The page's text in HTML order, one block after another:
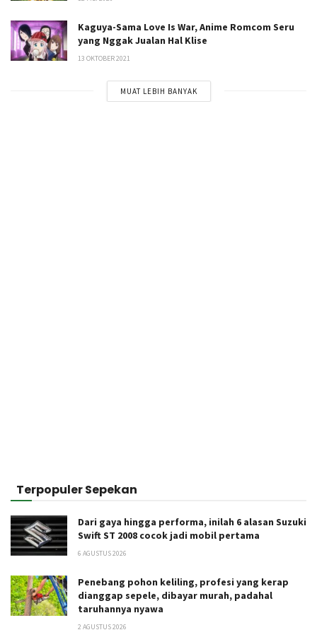
Kaguya-Sama Love Is War, Anime Romcom Seru
yang Nggak Jualan Hal Klise
13 OKTOBER 2021
MUAT LEBIH BANYAK
Terpopuler Sepekan
Dari gaya hingga performa, inilah 6 alasan Suzuki
Swift ST 2008 cocok jadi mobil pertama
6 AGUSTUS 2026
Penebang pohon keliling, profesi yang kerap
dianggap sepele, dibayar murah, padahal
taruhannya nyawa
2 AGUSTUS 2026